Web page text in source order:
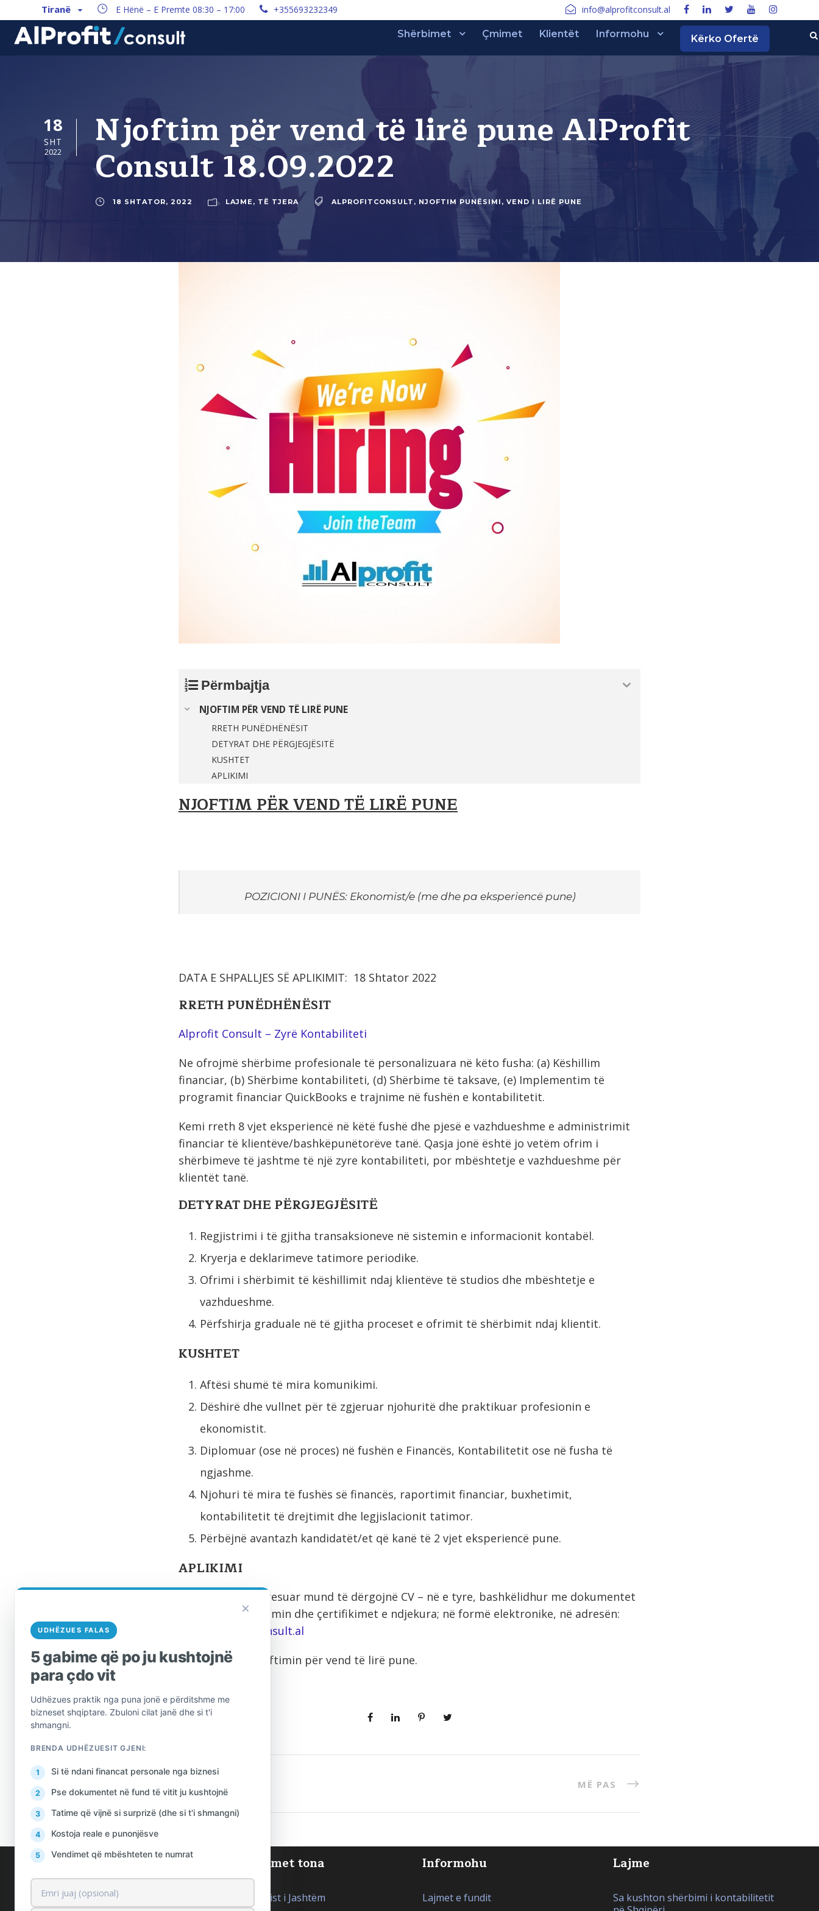
Tiranë E Hënë – E Premte 08:30 – 17:00 +355693232349 info@alprofitconsult.al
Shërbimet Çmimet Klientët Informohu Kërko Ofertë
18
SHT
2022 Njoftim për vend të lirë pune AlProfit
Consult 18.09.2022
18 SHTATOR, 2022 LAJME , TË TJERA ALPROFITCONSULT , NJOFTIM PUNËSIMI , VEND I LIRË PUNE
Përmbajtja
NJOFTIM PËR VEND TË LIRË PUNE
RRETH PUNËDHËNËSIT
DETYRAT DHE PËRGJEGJËSITË
KUSHTET
APLIKIMI
NJOFTIM PËR VEND TË LIRË PUNE
POZICIONI I PUNËS: Ekonomist/e (me dhe pa eksperiencë pune)
DATA E SHPALLJES SË APLIKIMIT: 18 Shtator 2022
RRETH PUNËDHËNËSIT
Alprofit Consult – Zyrë Kontabiliteti
Ne ofrojmë shërbime profesionale të personalizuara në këto fusha: (a) Këshillim
financiar, (b) Shërbime kontabiliteti, (d) Shërbime të taksave, (e) Implementim të
programit financiar QuickBooks e trajnime në fushën e kontabilitetit.
Kemi rreth 8 vjet eksperiencë në këtë fushë dhe pjesë e vazhdueshme e administrimit
financiar të klientëve/bashkëpunëtorëve tanë. Qasja jonë është jo vetëm ofrim i
shërbimeve të jashtme të një zyre kontabiliteti, por mbështetje e vazhdueshme për
klientët tanë.
DETYRAT DHE PËRGJEGJËSITË
Regjistrimi i të gjitha transaksioneve në sistemin e informacionit kontabël.
Kryerja e deklarimeve tatimore periodike.
Ofrimi i shërbimit të këshillimit ndaj klientëve të studios dhe mbështetje e
vazhdueshme.
Përfshirja graduale në të gjitha proceset e ofrimit të shërbimit ndaj klientit.
KUSHTET
Aftësi shumë të mira komunikimi.
Dëshirë dhe vullnet për të zgjeruar njohuritë dhe praktikuar profesionin e
ekonomistit.
Diplomuar (ose në proces) në fushën e Financës, Kontabilitetit ose në fusha të
ngjashme.
Njohuri të mira të fushës së financës, raportimit financiar, buxhetimit,
kontabilitetit të drejtimit dhe legjislacionit tatimor.
Përbëjnë avantazh kandidatët/et që kanë të 2 vjet eksperiencë pune.
APLIKIMI
Aplikantët e interesuar mund të dërgojnë CV – në e tyre, bashkëlidhur me dokumentet
që tregojnë edukimin dhe çertifikimet e ndjekura; në formë elektronike, në adresën:
hello@alprofitconsult.al
Shkarkokëtu Njoftimin për vend të lirë pune.
MË PAS
AlProfit
Rreth nesh
Shërbimet tona
Ekonomist i Jashtëm
Informohu
Lajmet e fundit
Lajme
Sa kushton shërbimi i kontabilitetit
×
UDHËZUES FALAS
5 gabime që po ju kushtojnë
para çdo vit
Udhëzues praktik nga puna jonë e përditshme me
bizneset shqiptare. Zbuloni cilat janë dhe si t'i
shmangni.
BRENDA UDHËZUESIT GJENI:
Si të ndani financat personale nga biznesi
Pse dokumentet në fund të vitit ju kushtojnë
Tatime që vijnë si surprizë (dhe si t'i shmangni)
Kostoja reale e punonjësve
Vendimet që mbështeten te numrat